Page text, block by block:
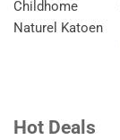
Hot Deals